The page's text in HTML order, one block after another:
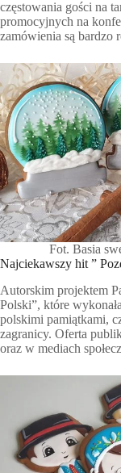
częstowania gości na
promocyjnych na
zamówienia są bardzo
Fot. Basia
Najciekawszy hit ”
Autorskim projektem
Polski”, które
polskimi pamiątkami,
zagranicy. Oferta
oraz w mediach